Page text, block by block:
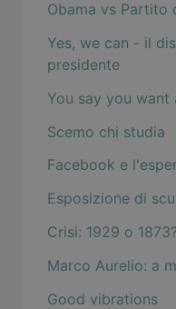
Obama vs Partito
Yes, we can - il
presidente
You say you want
Scemo chi studia
Facebook e
Esposizione di
Crisi: 1929 o 1873?
Marco Aurelio: a
Good vibrations